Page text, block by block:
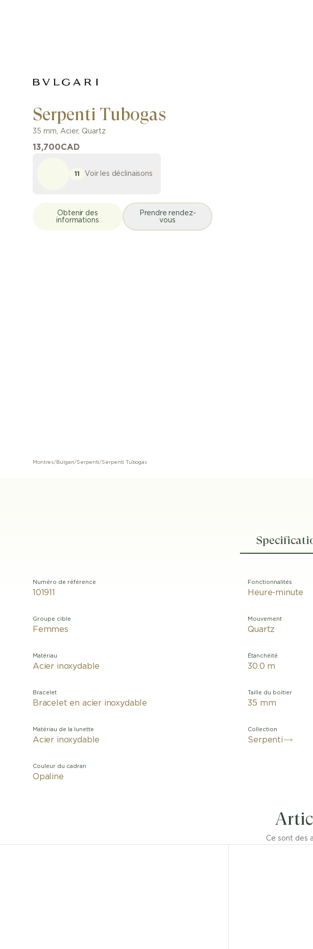
Serpenti Tubogas
35 mm, Acier, Quartz
13,700CAD
11 Voir les déclinaisons
Obtenir des
informations
Prendre rendez-
vous
Montres/ Bulgari/Serpenti/Serpenti Tubogas
Numéro de référence
101911
Groupe cible
Femmes
Matériau
Acier inoxydable
Bracelet
Bracelet en acier inoxydable
Matériau de la lunette
Acier inoxydable
Couleur du cadran
Opaline
Fonctionnalités
Heure-minute
Mouvement
Quartz
Étanchéité
30.0 m
Taille du boitier
35 mm
Collection
Serpenti
contemporain de la
d’une femme et le corps
lignes galbées à cetteCe sont des